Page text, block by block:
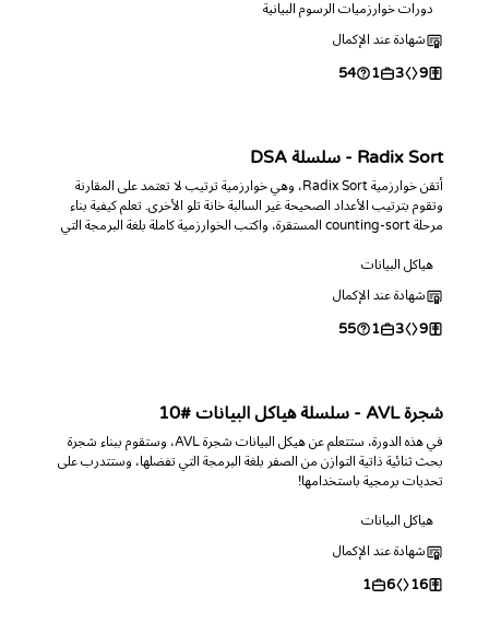
الأبعد.
دورات خوارزميات الرسوم البيانية
شهادة عند الإكمال
9
3
1
54
Radix Sort - سلسلة DSA
أتقن خوارزمية Radix Sort، وهي خوارزمية ترتيب لا تعتمد على المقارنة
وتقوم بترتيب الأعداد الصحيحة غير السالبة خانة تلو الأخرى. تعلم كيفية بناء
مرحلة counting-sort المستقرة، واكتب الخوارزمية كاملة بلغة البرمجة التي
هياكل البيانات
شهادة عند الإكمال
9
3
1
55
شجرة AVL - سلسلة هياكل البيانات #10
في هذه الدورة، ستتعلم عن هيكل البيانات شجرة AVL، وستقوم ببناء شجرة
بحث ثنائية ذاتية التوازن من الصفر بلغة البرمجة التي تفضلها، وستتدرب على
تحديات برمجية باستخدامها!
هياكل البيانات
شهادة عند الإكمال
16
6
1